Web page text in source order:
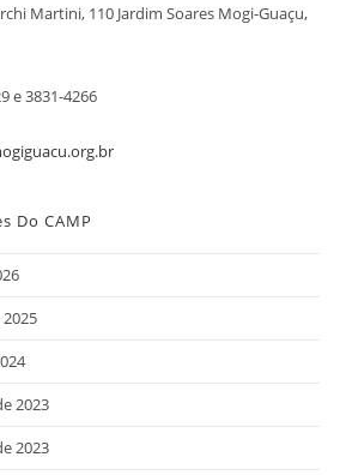
Martini, 110 Jardim Soares Mogi-Guaçu,
e 3831-4266
Do CAMP
2023
2023